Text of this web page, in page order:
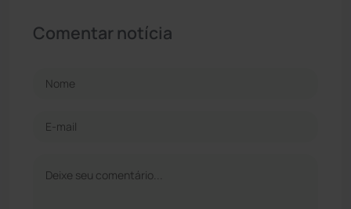
Comentar notícia